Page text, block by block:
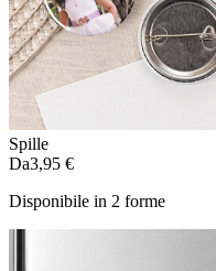
Spille
Da3,95 €
Disponibile in 2 forme